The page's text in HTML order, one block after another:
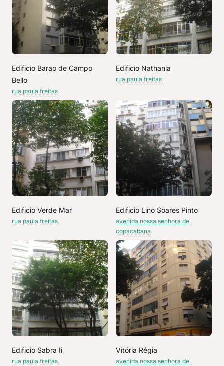
Edificio Barao de Campo
Bello
rua paula freitas
Edificio Nathania
rua paula freitas
Edificio Verde Mar
rua paula freitas
Edificio Lino Soares Pinto
avenida nossa senhora de
copacabana
Edificio Sabra Ii
rua paula freitas
Vitória Régia
avenida nossa senhora de